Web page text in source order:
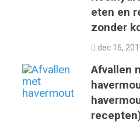
eten en
zonder
dec 16,
Afvallen